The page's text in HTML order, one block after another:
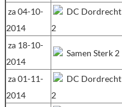
za 04-10-
2014
DC Dordrecht
2
za 18-10-
2014
Samen Sterk 2
za 01-11-
2014
DC Dordrecht
2